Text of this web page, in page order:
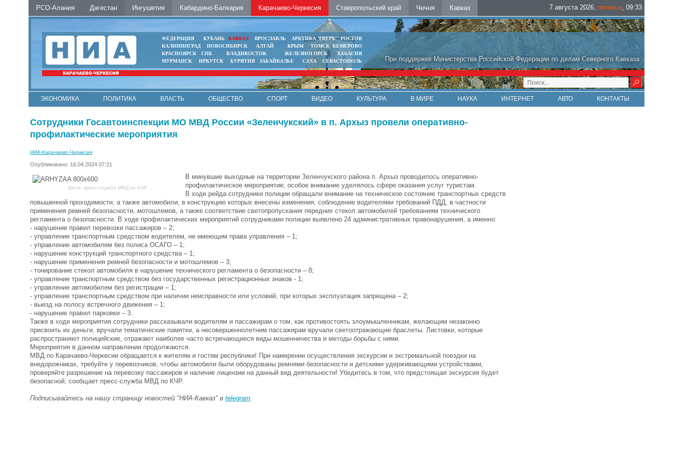
РСО-Алания Дагестан Ингушетия Кабардино-Балкария Карачаево-Черкесия Ставропольский край Чечня Кавказ 7 августа 2026, пятница, 09:33
При поддержке Министерства Российской Федерации по делам Северного Кавказа
ФЕДЕРАЦИЯ КУБАНЬ КАВКАЗ ЯРОСЛАВЛЬ АРКТИКА ТВЕРЬ
РОСТОВ
КАЛИНИНГРАД
НОВОСИБИРСК АЛТАЙ КРЫМ ТОМСК КЕМЕРОВО
КРАСНОЯРСК
СПБ ВЛАДИВОСТОК ЖЕЛЕЗНОГОРСК
ХАКАСИЯ
МУРМАНСК
ИРКУТСК БУРЯТИЯ ЗАБАЙКАЛЬЕ САХА СЕВАСТОПОЛЬ
ЭКОНОМИКА ПОЛИТИКА ВЛАСТЬ ОБЩЕСТВО СПОРТ ВИДЕО КУЛЬТУРА В МИРЕ НАУКА ИНТЕРНЕТ АВТО КОНТАКТЫ
Сотрудники Госавтоинспекции МО МВД России «Зеленчукский» в п. Архыз провели оперативно-
профилактические мероприятия
НИА-Карачаево-Черкесия
Опубликовано: 16.04.2024 07:21
фото: пресс-служба МВД по КЧР
В минувшие выходные на территории Зеленчукского района п. Архыз проводилось оперативно-
профилактическое мероприятие; особое внимание уделялось сфере оказания услуг туристам.
В ходе рейда сотрудники полиции обращали внимание на техническое состояние транспортных средств
повышенной проходимости, а также автомобили, в конструкцию которых внесены изменения, соблюдение водителями требований ПДД, в частности
применения ремней безопасности, мотошлемов, а также соответствие светопропускания передних стекол автомобилей требованиям технического
регламента о безопасности. В ходе профилактических мероприятий сотрудниками полиции выявлено 24 административных правонарушения, а именно:
- нарушение правил перевозки пассажиров – 2;
- управление транспортным средством водителем, не имеющим права управления – 1;
- управление автомобилем без полиса ОСАГО – 1;
- нарушение конструкций транспортного средства – 1;
- нарушение применения ремней безопасности и мотошлемов – 3;
- тонирование стекол автомобиля в нарушение технического регламента о безопасности – 8;
- управление транспортным средством без государственных регистрационных знаков - 1;
- управление автомобилем без регистрации – 1;
- управление транспортным средством при наличии неисправности или условий, при которых эксплуатация запрещена – 2;
- выезд на полосу встречного движения – 1;
- нарушение правил парковки – 3.
Также в ходе мероприятия сотрудники рассказывали водителям и пассажирам о том, как противостоять злоумышленникам, желающим незаконно
присвоить их деньги, вручали тематические памятки, а несовершеннолетним пассажирам вручали светоотражающие браслеты. Листовки, которые
распространяют полицейские, отражают наиболее часто встречающиеся виды мошенничества и методы борьбы с ними.
Мероприятия в данном направлении продолжаются.
МВД по Карачаево-Черкесии обращается к жителям и гостям республики! При намерении осуществления экскурсии и экстремальной поездки на
внедорожниках, требуйте у перевозчиков, чтобы автомобили были оборудованы ремнями безопасности и детскими удерживающими устройствами,
проверяйте разрешение на перевозку пассажиров и наличие лицензии на данный вид деятельности! Убедитесь в том, что предстоящая экскурсия будет
безопасной, сообщает пресс-служба МВД по КЧР.
Подписывайтесь на нашу страницу новостей "НИА-Кавказ" в telegram